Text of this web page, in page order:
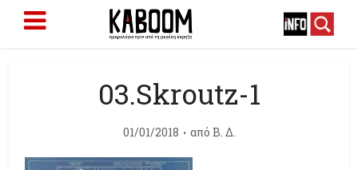
03.Skroutz-1
01/01/2018 από Β. Δ.